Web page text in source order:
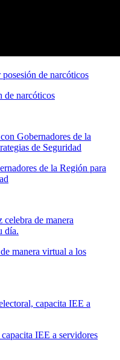
de narcóticos
de la Región para
manera virtual a los
IEE a servidores